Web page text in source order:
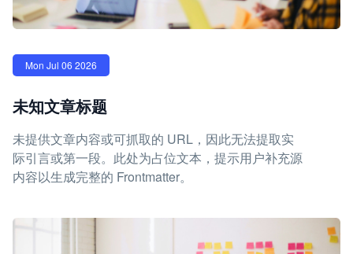
Mon Jul 06 2026
未知文章标题
未提供文章内容或可抓取的 URL，因此无法提取实
际引言或第一段。此处为占位文本，提示用户补充源
内容以生成完整的 Frontmatter。